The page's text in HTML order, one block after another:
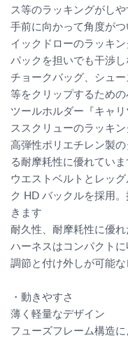
ス等のラッキングがし
手前に向かって角度が
イックドローのラッキ
パックを担いでも干渉
チョークバッグ、シュ
等をクリップするため
ツールホルダー『キャ
ススクリューのラッキ
高弾性ポリエチレン製
る耐摩耗性に優れていま
ウエストベルトとレッ
ク HD バックルを採用
きます
耐久性、耐摩耗性に優
ハーネスはコンパクト
調節と付け外しが可能
・動きやすさ
薄く軽量なデザイン
フューズフレーム構造